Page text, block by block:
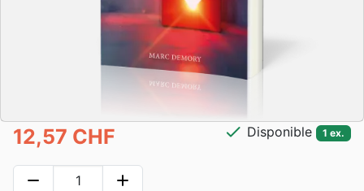
12,57 CHF check Disponible 1 ex.
remove add